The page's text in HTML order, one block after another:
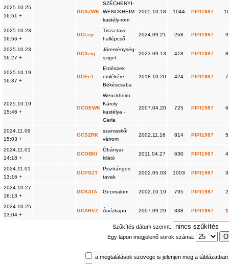
2025.10.25
16:51 +
GCSZWK
SZÉCHENYI-
WENCKHEIM
kastély-rom
2005.10.18 1044 PIPI1987
2025.10.23
16:56 +
GCLep
Tisza-tavi
hallépcső
2024.09.21 268 PIPI1987 9
2025.10.23
16:27 +
GCSzig
Jóreménység-
sziget
2023.09.13 418 PIPI1987 8
2025.10.19
16:37 +
GCEe1
Erdészek
emlékére -
Békéscsaba
2018.10.20 424 PIPI1987 7
2025.10.19
15:46 +
GCGEWK
Wenckheim
Károly
kastélya -
Gerla
2007.04.20 725 PIPI1987 6
2024.11.09
15:03 +
GCSZRK
szarvaskői
várrom
2002.11.16 814 PIPI1987 5
2024.11.01
14:18 +
GCOBKI
Óbányai
kilátó
2011.04.27 630 PIPI1987 4
2024.11.01
13:16 +
GCPSZT
Pisztrángos
tavak
2002.05.03 1003 PIPI1987 3
2024.10.27
16:13 +
GCKATA Geomalom 2002.10.19 795 PIPI1987 2
2024.10.25
13:04 +
GCARVZ Árvízkapu 2007.09.29 338 PIPI1987 1
Szűkítés dátum szerint:
Egy lapon megjelenő sorok száma:
a megtalálások szövege is jelenjen meg a táblázatban